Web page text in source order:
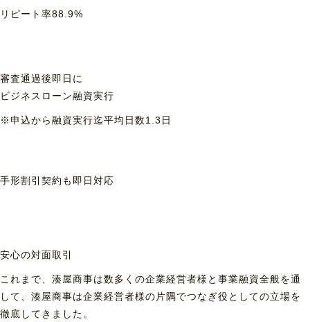
リピート率88.9%
審査通過後即日に
ビジネスローン融資実行
※申込から融資実行迄平均日数1.3日
手形割引契約も 即日対応
安心の対面取引
これまで、湊屋商事は数多くの企業経営者様と事業融資全般を通
して、湊屋商事は企業経営者様の片隅でつなぎ役としての立場を
徹底してきました。